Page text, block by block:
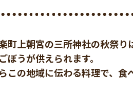
町上朝宮の三所神社の秋祭
ぼうが供えられます。
この地域に伝わる料理で、